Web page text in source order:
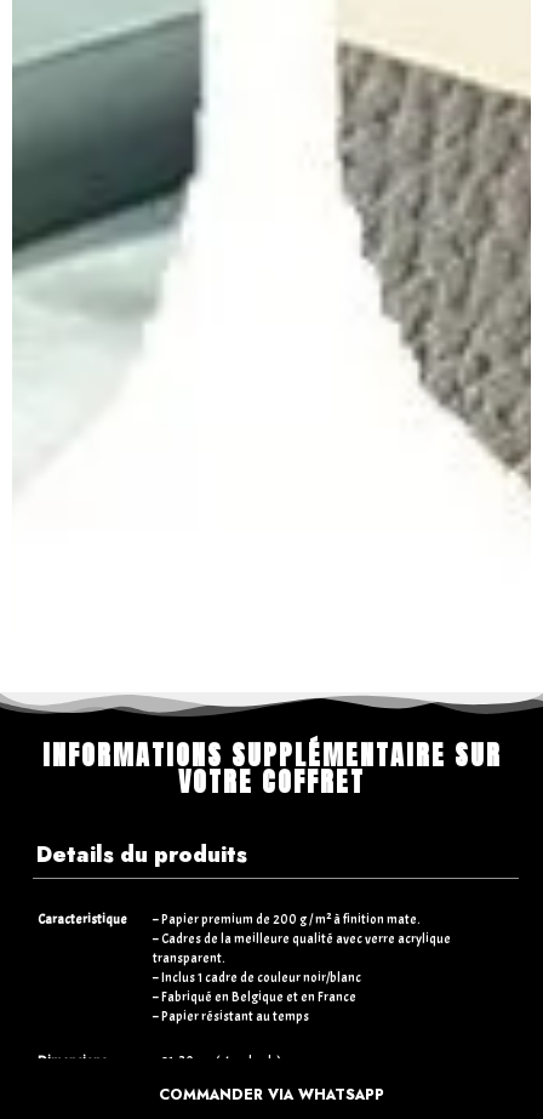
INFORMATIONS SUPPLÉMENTAIRE SUR
VOTRE COFFRET
Details du produits
Caracteristique
– Papier premium de 200 g / m² à finition mate.
– Cadres de la meilleure qualité avec verre acrylique
transparent.
– Inclus 1 cadre de couleur noir/blanc
– Fabriqué en Belgique et en France
– Papier résistant au temps
Dimensions
– 21×30 cm (standards)
– 50×70 cm (+15€)
COMMANDER VIA WHATSAPP